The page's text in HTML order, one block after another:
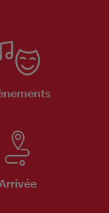
Arrivée